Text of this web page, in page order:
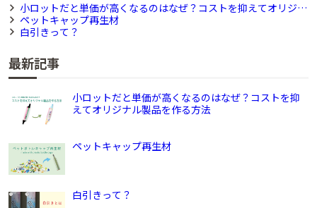
小ロットだと単価が高くなるのはなぜ？コストを抑えてオリジナ
ル製品を作る方法
ペットキャップ再生材
白引きって？
最新記事
小ロットだと単価が高くなるのはなぜ？コストを抑
えてオリジナル製品を作る方法
ペットキャップ再生材
白引きって？